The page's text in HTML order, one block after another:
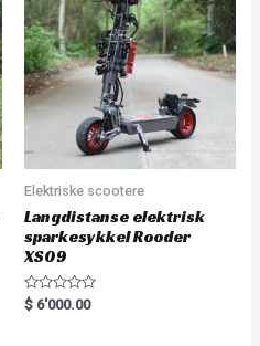
t
o
f
5
Elektriske scootere
Langdistanse elektrisk
sparkesykkel Rooder
XS09
R
a
$ 6'000.00